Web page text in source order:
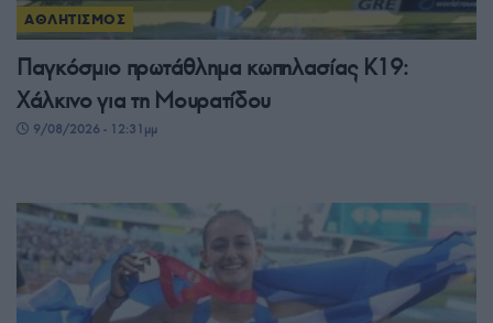
ΑΘΛΗΤΙΣΜΟΣ
Παγκόσμιο πρωτάθλημα κωπηλασίας Κ19:
Χάλκινο για τη Μουρατίδου
9/08/2026 - 12:31μμ